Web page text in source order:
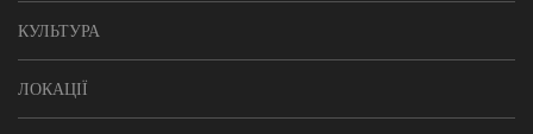
КУЛЬТУРА
ЛОКАЦІЇ